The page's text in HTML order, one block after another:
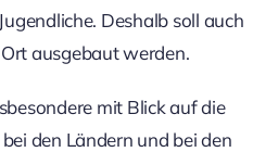
Deshalb soll auch
ausgebaut werden.
mit Blick auf die
den Ländern und bei den